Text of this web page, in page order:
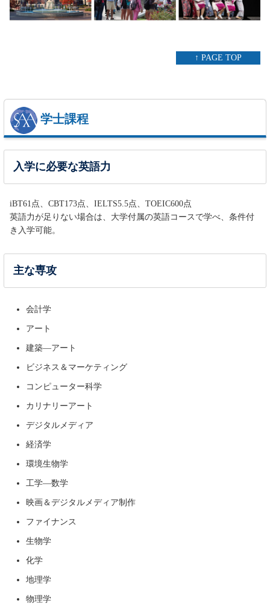
↑ PAGE TOP
学士課程
入学に必要な英語力
iBT61点、CBT173点、IELTS5.5点、TOEIC600点
英語力が足りない場合は、大学付属の英語コースで学べ、条件付
き入学可能。
主な専攻
会計学
アート
建築―アート
ビジネス＆マーケティング
コンピューター科学
カリナリーアート
デジタルメディア
経済学
環境生物学
工学―数学
映画＆デジタルメディア制作
ファイナンス
生物学
化学
地理学
物理学